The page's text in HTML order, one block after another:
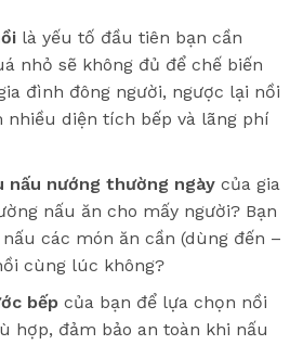
là yếu tố đầu tiên bạn cần
nhỏ sẽ không đủ để chế biến
đình đông người, ngược lại nồi
nhiều diện tích bếp và lãng phí
nấu nướng thường ngàycủa gia
nấu ăn cho mấy người? Bạn
các món ăn cần (dùng đến –
cùng lúc không?
bếpcủa bạn để lựa chọn nồi
hợp, đảm bảo an toàn khi nấu